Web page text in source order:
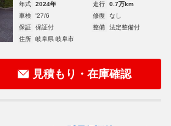
年式 2024年 走行
0.7万km
車検
'27/6 修復
なし
保証
保証付 整備
法定整備付
住所
岐阜県 岐阜市
見積もり・在庫確認